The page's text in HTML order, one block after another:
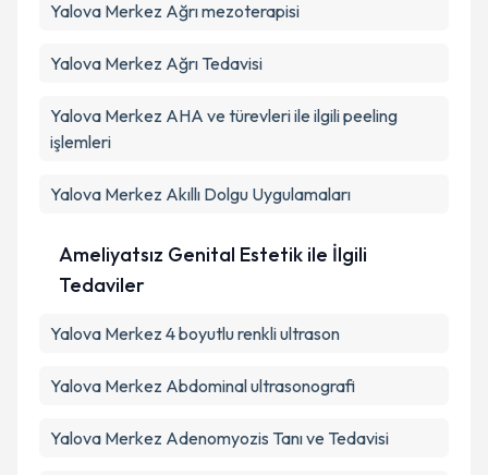
Yalova Merkez Ağrı mezoterapisi
Yalova Merkez Ağrı Tedavisi
Yalova Merkez AHA ve türevleri ile ilgili peeling
işlemleri
Yalova Merkez Akıllı Dolgu Uygulamaları
Ameliyatsız Genital Estetik ile İlgili
Tedaviler
Yalova Merkez 4 boyutlu renkli ultrason
Yalova Merkez Abdominal ultrasonografi
Yalova Merkez Adenomyozis Tanı ve Tedavisi